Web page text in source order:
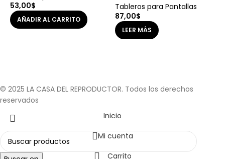
53,00$
AÑADIR AL CARRITO
Tableros para Pantallas
87,00$
LEER MÁS
© 2025 LA CASA DEL REPRODUCTOR. Todos los derechos
reservados
Inicio
Mi cuenta
Carrito